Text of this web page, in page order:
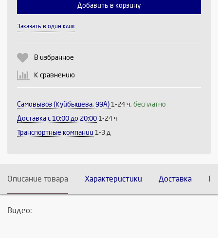
Добавить в корзину
Заказать в один клик
В избранное
К сравнению
Самовывоз (Куйбышева, 99А) 1-24 ч, бесплатно
Доставка c 10:00 до 20:00 1-24 ч
Транспортные компании 1-3 д
Описание товара Характеристики Доставка
Видео: